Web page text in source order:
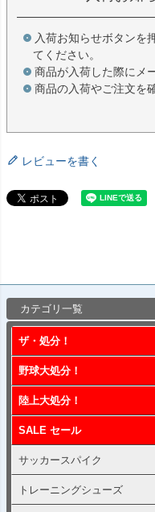
入荷お知らせボタンを
てください。
商品が入荷した際にメ
商品の入荷やご注文を
レビューを書く
カテゴリ一覧
ザ・処分！
野球大処分！
陸上大処分！
SALE セール
サッカースパイク
トレーニングシューズ